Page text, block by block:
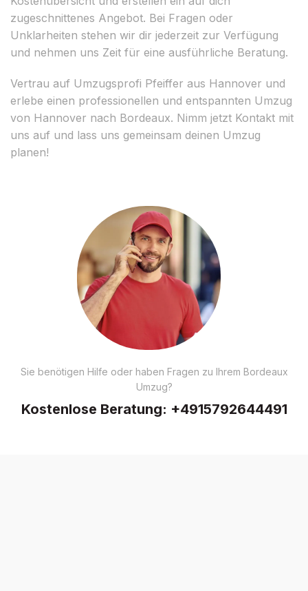
zugeschnittenes Angebot. Bei Fragen oder
Unklarheiten stehen wir dir jederzeit zur Verfügung
und nehmen uns Zeit für eine ausführliche Beratung.
Vertrau auf Umzugsprofi Pfeiffer aus Hannover und
erlebe einen professionellen und entspannten Umzug
von Hannover nach Bordeaux. Nimm jetzt Kontakt mit
uns auf und lass uns gemeinsam deinen Umzug
planen!
Sie benötigen Hilfe oder haben Fragen zu Ihrem Bordeaux
Umzug?
Kostenlose Beratung: +4915792644491